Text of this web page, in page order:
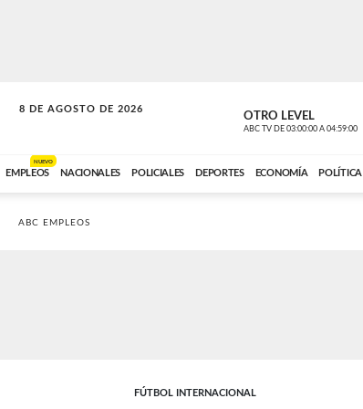
8 DE AGOSTO DE 2026
SOLO MÚSICA OTRO LEVEL
ABC TV DE 03:00:00 A 04:59:00
EMPLEOS
NUEVO
NACIONALES POLICIALES DEPORTES ECONOMÍA POLÍTICA
ABC EMPLEOS
FÚTBOL INTERNACIONAL